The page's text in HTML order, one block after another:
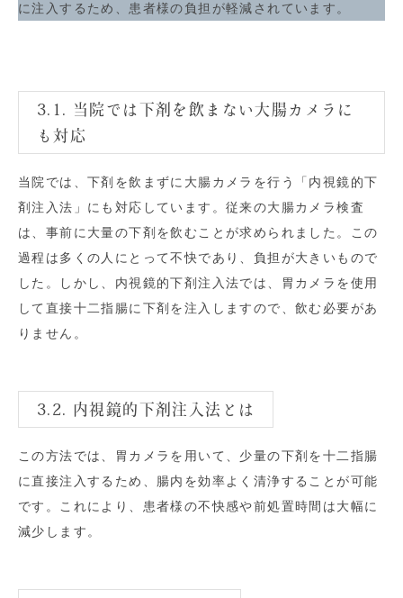
に注入するため、患者様の負担が軽減されています。
3.1. 当院では下剤を飲まない大腸カメラに
も対応
当院では、下剤を飲まずに大腸カメラを行う「内視鏡的下
剤注入法」にも対応しています。従来の大腸カメラ検査
は、事前に大量の下剤を飲むことが求められました。この
過程は多くの人にとって不快であり、負担が大きいもので
した。しかし、内視鏡的下剤注入法では、胃カメラを使用
して直接十二指腸に下剤を注入しますので、飲む必要があ
りません。
3.2. 内視鏡的下剤注入法とは
この方法では、胃カメラを用いて、少量の下剤を十二指腸
に直接注入するため、腸内を効率よく清浄することが可能
です。これにより、患者様の不快感や前処置時間は大幅に
減少します。